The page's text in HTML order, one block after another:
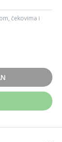
čekovima i